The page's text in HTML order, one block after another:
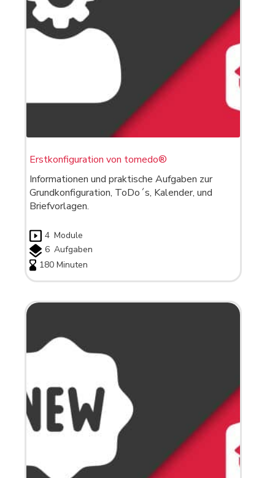
Erstkonfiguration von tomedo®
Informationen und praktische Aufgaben zur
Grundkonfiguration, ToDo´s, Kalender, und
Briefvorlagen.
4 Module
6 Aufgaben
180 Minuten